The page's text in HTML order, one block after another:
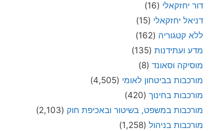
דור יחזקאלי (16)
דניאל יחזקאלי (15)
ללא קטגוריה (162)
מדע ועתידנות (135)
מוסיקה וסאונד (8)
מורכבות בביטחון לאומי (4,505)
מורכבות בחינוך (420)
מורכבות במשפט, בשיטור ובאכיפת חוק (2,103)
מורכבות בניהול (1,258)